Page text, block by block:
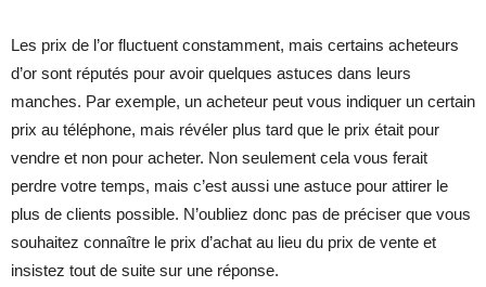
Les prix de l’or fluctuent constamment, mais certains acheteurs
d’or sont réputés pour avoir quelques astuces dans leurs
manches. Par exemple, un acheteur peut vous indiquer un certain
prix au téléphone, mais révéler plus tard que le prix était pour
vendre et non pour acheter. Non seulement cela vous ferait
perdre votre temps, mais c’est aussi une astuce pour attirer le
plus de clients possible. N’oubliez donc pas de préciser que vous
souhaitez connaître le prix d’achat au lieu du prix de vente et
insistez tout de suite sur une réponse.